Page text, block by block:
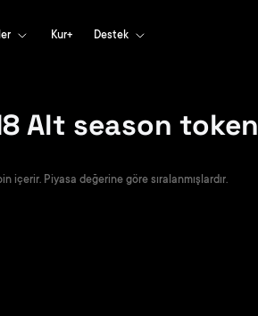
Kur+ Destek
Alt season token
içerir. Piyasa değerine göre sıralanmışlardır.